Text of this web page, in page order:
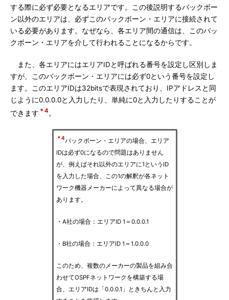
する際に必ず必要となるエリアです。この後説明するバックボー
ン以外のエリアは、必ずこのバックボーン・エリアに接続されて
いる必要があります。なぜなら、各エリア間の通信は、このバッ
クボーン・エリアを介して行われることになるからです。
また、各エリアにはエリアIDと呼ばれる番号を設定し区別しま
すが、このバックボーン・エリアには必ず0という番号を設定し
ます。このエリアIDは32bitsで表現されており、IPアドレスと同
じように0.0.0.0と入力したり、単純に0と入力したりすることが
できます ＊4
＊4バックボーン・エリアの場合、エリア
IDは必ず0になるので問題はありません
が、例えばそれ以外のエリアに1というID
を入力した場合、この1の解釈が各ネット
ワーク機器メーカーによって異なる場合が
あります。
・A社の場合：エリアID 1＝0.0.0.1
・B社の場合：エリアID 1＝1.0.0.0
このため、複数のメーカーの製品を組み合
わせてOSPFネットワークを構築する場
合、エリアIDは「0.0.0.1」ときちんと入力